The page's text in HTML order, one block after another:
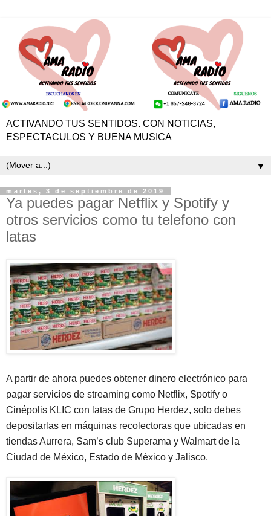
ACTIVANDO TUS SENTIDOS. CON NOTICIAS,
ESPECTACULOS Y BUENA MUSICA
▼
martes, 3 de septiembre de 2019
Ya puedes pagar Netflix y Spotify y
otros servicios como tu telefono con
latas
A partir de ahora puedes obtener dinero electrónico para
pagar servicios de streaming como Netflix, Spotify o
Cinépolis KLIC con latas de Grupo Herdez, solo debes
depositarlas en máquinas recolectoras que ubicadas en
tiendas Aurrera, Sam’s club Superama y Walmart de la
Ciudad de México, Estado de México y Jalisco.